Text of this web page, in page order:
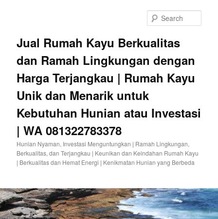
Jual Rumah Kayu Berkualitas
dan Ramah Lingkungan dengan
Harga Terjangkau | Rumah Kayu
Unik dan Menarik untuk
Kebutuhan Hunian atau Investasi
| WA 081322783378
Hunian Nyaman, Investasi Menguntungkan | Ramah Lingkungan,
Berkualitas, dan Terjangkau | Keunikan dan Keindahan Rumah Kayu
| Berkualitas dan Hemat Energi | Kenikmatan Hunian yang Berbeda